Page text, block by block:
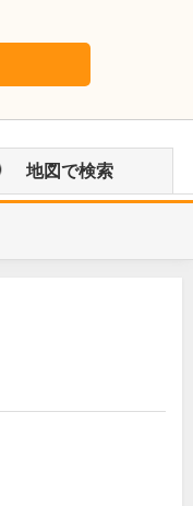
地図で検索